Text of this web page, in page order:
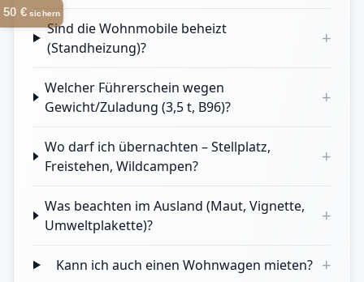
Sind die Wohnmobile beheizt
(Standheizung)?
+
Welcher Führerschein wegen
Gewicht/Zuladung (3,5 t, B96)?
+
Wo darf ich übernachten – Stellplatz,
Freistehen, Wildcampen?
+
Was beachten im Ausland (Maut, Vignette,
Umweltplakette)?
+
Kann ich auch einen Wohnwagen mieten? +
50 €sichern